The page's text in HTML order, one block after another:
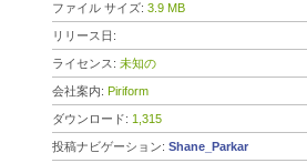
ファイル サイズ: 3.9 MB
リリース日:
ライセンス: 未知の
会社案内: Piriform
ダウンロード: 1,315
投稿ナビゲーション: Shane_Parkar